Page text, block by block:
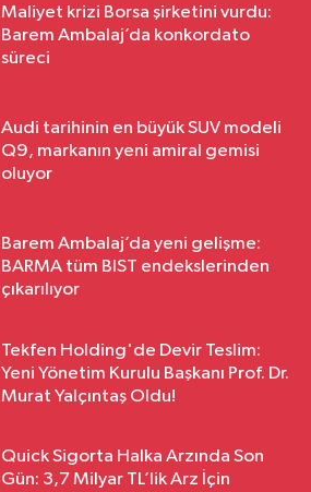
Maliyet krizi Borsa şirketini vurdu:
Barem Ambalaj’da konkordato
süreci
Audi tarihinin en büyük SUV modeli
Q9, markanın yeni amiral gemisi
oluyor
Barem Ambalaj’da yeni gelişme:
BARMA tüm BIST endekslerinden
çıkarılıyor
Tekfen Holding'de Devir Teslim:
Yeni Yönetim Kurulu Başkanı Prof. Dr.
Murat Yalçıntaş Oldu!
Quick Sigorta Halka Arzında Son
Gün: 3,7 Milyar TL’lik Arz İçin